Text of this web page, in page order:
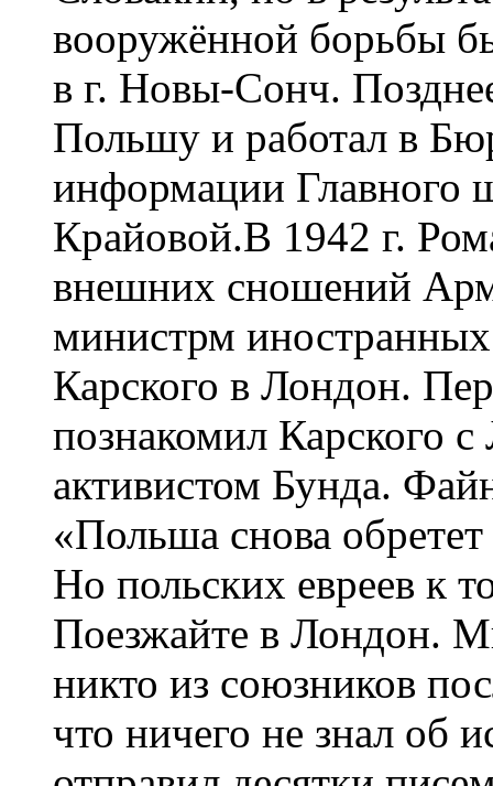
вооружённой борьбы
в г. Новы-Сонч.
Польшу и работал в
информации Главного
Крайовой.В 1942 г.
внешних сношений
министрм
Карского в Лондон.
познакомил Карского
активистом Бунда.
«Польша снова
Но польских евреев к
Поезжайте в Лондон.
никто из союзников
что ничего не знал об